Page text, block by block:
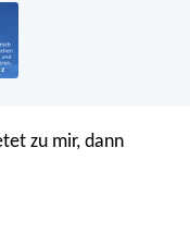
zu mir, dann